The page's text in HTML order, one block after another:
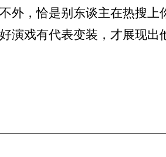
外，恰是别东谈主在热搜上
演戏有代表变装，才展现出